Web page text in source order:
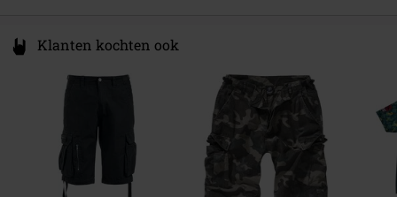
Klanten kochten ook